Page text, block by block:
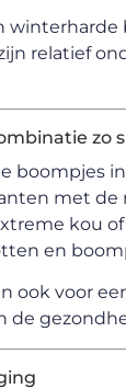
relatief
zo
boompjes
met
kou
en
ook voor
de